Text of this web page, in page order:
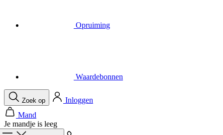
Je mandje is leeg
Menu Sluit
Bel
Zoek op
Mand